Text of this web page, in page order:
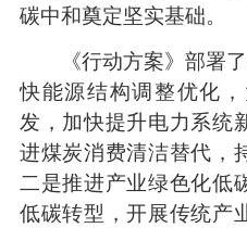
碳中和奠定坚实基础。
《行动方案》部署了
快能源结构调整优化
发，加快提升电力系统
进煤炭消费清洁替代，
二是推进产业绿色化低
低碳转型，开展传统产